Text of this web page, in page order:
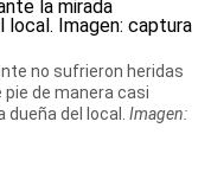
no sufrieron heridas
de manera casi
del local. Imagen: